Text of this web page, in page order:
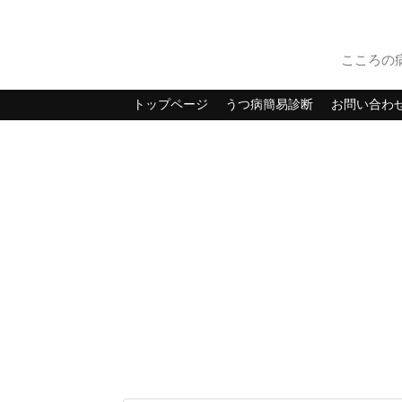
こころの
トップページ うつ病簡易診断 お問い合わ